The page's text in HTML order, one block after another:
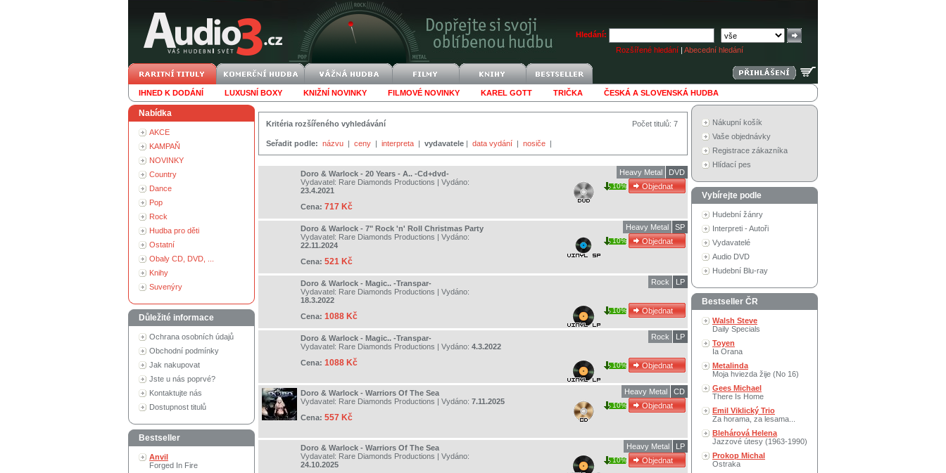
Hledání:
Rozšířené hledání | Abecední hledání
IHNED K DODÁNÍ LUXUSNÍ BOXY KNIŽNÍ NOVINKY FILMOVÉ NOVINKY KAREL GOTT TRIČKA ČESKÁ A SLOVENSKÁ HUDBA
Nabídka
AKCE
KAMPAŇ
NOVINKY
Country
Dance
Pop
Rock
Hudba pro děti
Ostatní
Obaly CD, DVD, ...
Knihy
Suvenýry
Důležité informace
Ochrana osobních údajů
Obchodní podmínky
Jak nakupovat
Jste u nás poprvé?
Kontaktujte nás
Dostupnost titulů
Bestseller
Anvil
Forged In Fire
Počet titulů: 7
Kritéria rozšířeného vyhledávání
Seřadit podle: názvu | ceny | interpreta | vydavatele | data vydání | nosiče |
Doro & Warlock - 20 Years - A.. -Cd+dvd-
Vydavatel: Rare Diamonds Productions | Vydáno:
23.4.2021
Cena: 717 Kč
DVD
Heavy Metal
10%
Doro & Warlock - 7" Rock 'n' Roll Christmas Party
Vydavatel: Rare Diamonds Productions | Vydáno:
22.11.2024
Cena: 521 Kč
SP
Heavy Metal
10%
Doro & Warlock - Magic.. -Transpar-
Vydavatel: Rare Diamonds Productions | Vydáno:
18.3.2022
Cena: 1088 Kč
LP
Rock
10%
Doro & Warlock - Magic.. -Transpar-
Vydavatel: Rare Diamonds Productions | Vydáno: 4.3.2022
Cena: 1088 Kč
LP
Rock
10%
Doro & Warlock - Warriors Of The Sea
Vydavatel: Rare Diamonds Productions | Vydáno: 7.11.2025
Cena: 557 Kč
CD
Heavy Metal
10%
Doro & Warlock - Warriors Of The Sea
Vydavatel: Rare Diamonds Productions | Vydáno:
24.10.2025
LP
Heavy Metal
10%
Nákupní košík
Vaše objednávky
Registrace zákazníka
Hlídací pes
Vybírejte podle
Hudební žánry
Interpreti - Autoři
Vydavatelé
Audio DVD
Hudební Blu-ray
Bestseller ČR
Walsh Steve
Daily Specials
Toyen
Ia Orana
Metalinda
Moja hviezda žije (No 16)
Gees Michael
There Is Home
Emil Viklický Trio
Za horama, za lesama...
Blehárová Helena
Jazzové útesy (1963-1990)
Prokop Michal
Ostraka